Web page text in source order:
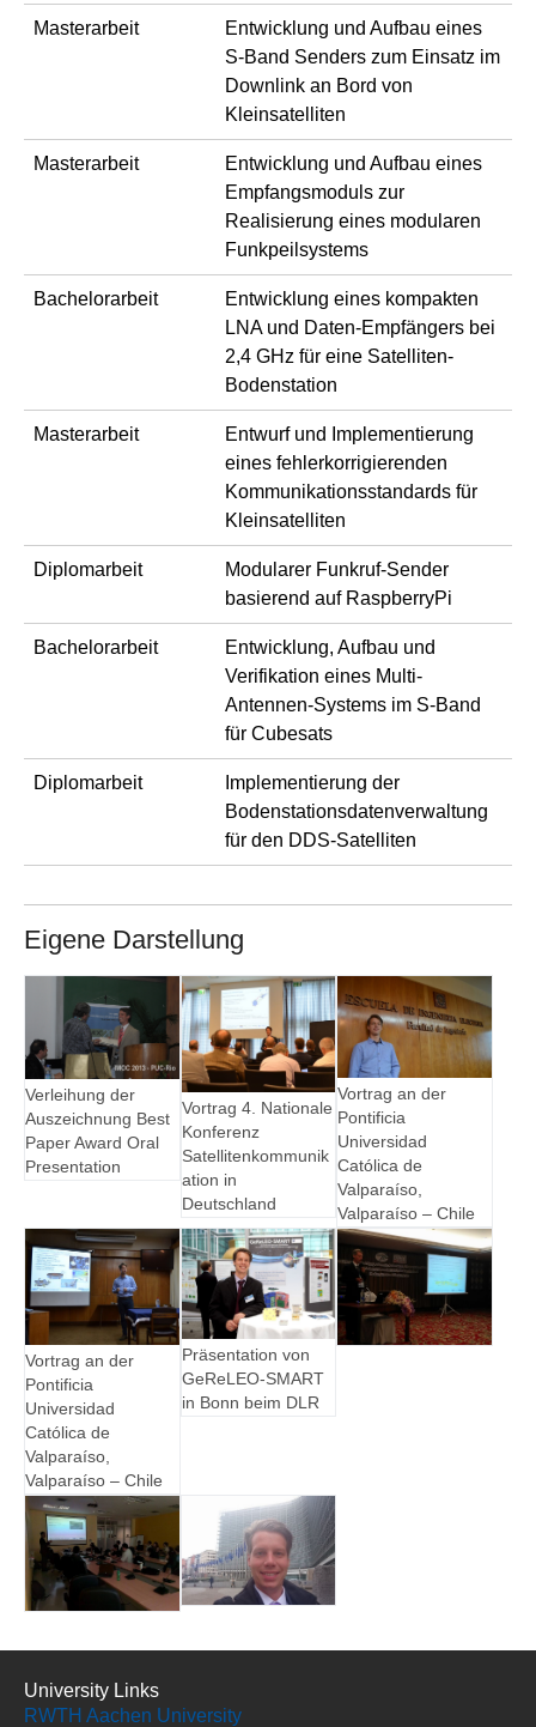
Masterarbeit
Entwicklung und Aufbau eines
S-Band Senders zum Einsatz im
Downlink an Bord von
Kleinsatelliten
Masterarbeit
Entwicklung und Aufbau eines
Empfangsmoduls zur
Realisierung eines modularen
Funkpeilsystems
Bachelorarbeit
Entwicklung eines kompakten
LNA und Daten-Empfängers bei
2,4 GHz für eine Satelliten-
Bodenstation
Masterarbeit
Entwurf und Implementierung
eines fehlerkorrigierenden
Kommunikationsstandards für
Kleinsatelliten
Diplomarbeit
Modularer Funkruf-Sender
basierend auf RaspberryPi
Bachelorarbeit
Entwicklung, Aufbau und
Verifikation eines Multi-
Antennen-Systems im S-Band
für Cubesats
Diplomarbeit
Implementierung der
Bodenstationsdatenverwaltung
für den DDS-Satelliten
Eigene Darstellung
Show larger version for:
Verleihung der
Auszeichnung Best
Paper Award Oral
Presentation
Show larger version for:
Vortrag 4. Nationale
Konferenz
Satellitenkommunik
ation in
Deutschland
Show larger version
Vortrag an der
Pontificia
Universidad
Católica de
Valparaíso,
Valparaíso – Chile
Show larger version for:
Vortrag an der
Pontificia
Universidad
Católica de
Valparaíso,
Valparaíso – Chile
Show larger version for:
Präsentation von
GeReLEO-SMART
in Bonn beim DLR
Show larger version
Show larger version Show larger version
University Links
RWTH Aachen University